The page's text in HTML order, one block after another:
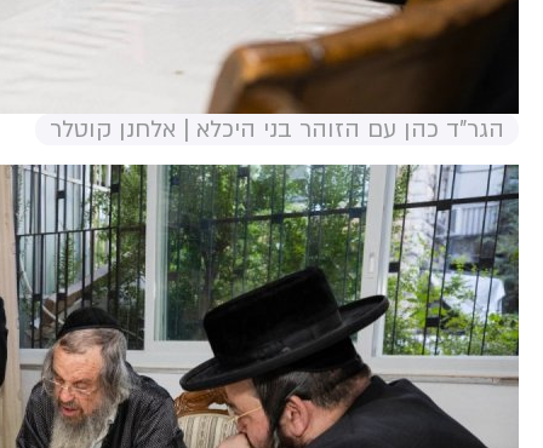
הגר"ד כהן עם הזוהר בני היכלא | אלחנן קוטלר